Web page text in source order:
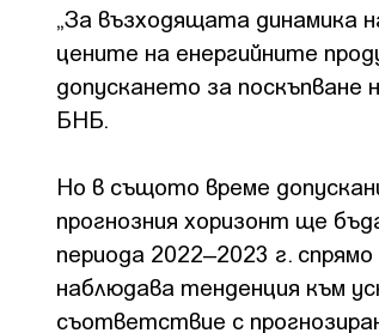
„За възходящата динамика
цените на енергийните
допускането за
БНБ.
Но в същото време
прогнозния хоризонт ще
периода 2022–2023 г.
наблюдава тенденция към
съответствие с